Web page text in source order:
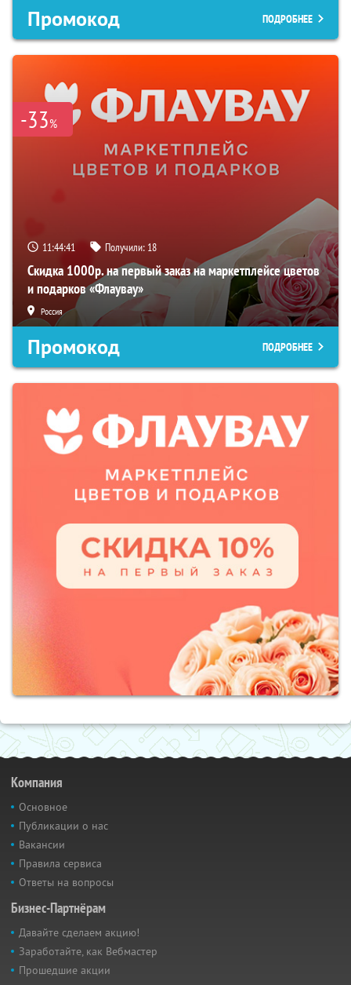
Промокод ПОДРОБНЕЕ
-33%
11:44:40 Получили: 18
Скидка 1000р. на первый заказ на маркетплейсе цветов
и подарков «Флаувау»
Россия
Промокод ПОДРОБНЕЕ
Компания
Основное
Публикации о нас
Вакансии
Правила сервиса
Ответы на вопросы
Бизнес-Партнёрам
Давайте сделаем акцию!
Заработайте, как Вебмастер
Прошедшие акции